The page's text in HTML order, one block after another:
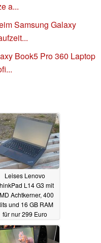
a...
Samsung Galaxy
Book5 Pro 360 Laptop
Leises Lenovo
L14 G3 mit
Achtkerner, 400
und 16 GB RAM
für nur 299 Euro
10.05.2026